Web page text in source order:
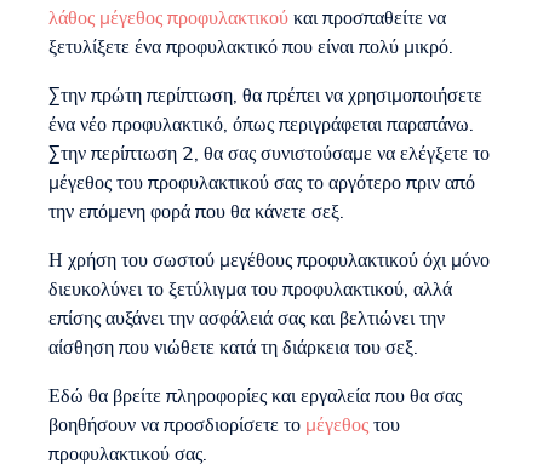
λάθος μέγεθος προφυλακτικούκαι προσπαθείτε να
ξετυλίξετε ένα προφυλακτικό που είναι πολύ μικρό.
Στην πρώτη περίπτωση, θα πρέπει να χρησιμοποιήσετε
ένα νέο προφυλακτικό, όπως περιγράφεται παραπάνω.
Στην περίπτωση 2, θα σας συνιστούσαμε να ελέγξετε το
μέγεθος του προφυλακτικού σας το αργότερο πριν από
την επόμενη φορά που θα κάνετε σεξ.
Η χρήση του σωστού μεγέθους προφυλακτικού όχι μόνο
διευκολύνει το ξετύλιγμα του προφυλακτικού, αλλά
επίσης αυξάνει την ασφάλειά σας και βελτιώνει την
αίσθηση που νιώθετε κατά τη διάρκεια του σεξ.
Εδώ θα βρείτε πληροφορίες και εργαλεία που θα σας
βοηθήσουν να προσδιορίσετε το μέγεθοςτου
προφυλακτικού σας.